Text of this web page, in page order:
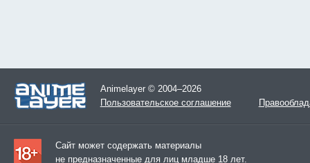
Animelayer © 2004–2026
Пользовательское соглашение
Сайт может содержать материалы
не предназначенные для лиц младше 18 лет.